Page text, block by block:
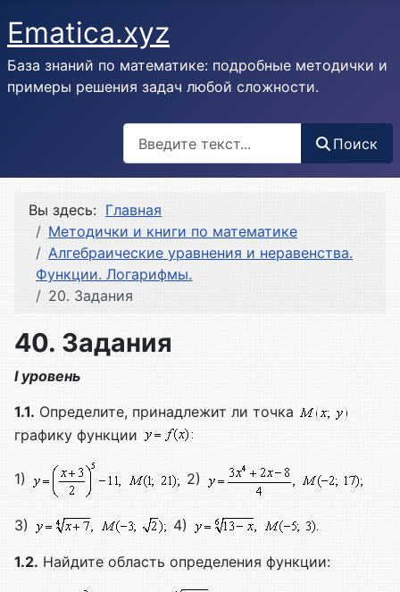
Ematica.xyz
База знаний по математике: подробные методички и
примеры решения задач любой сложности.
Поиск
Вы здесь: Главная
Методички и книги по математике
Алгебраические уравнения и неравенства.
Функции. Логарифмы.
20. Задания
40. Задания
I уровень
1.1. Определите, принадлежит ли точка
графику функции
1) 2)
3) 4)
1.2. Найдите область определения функции: